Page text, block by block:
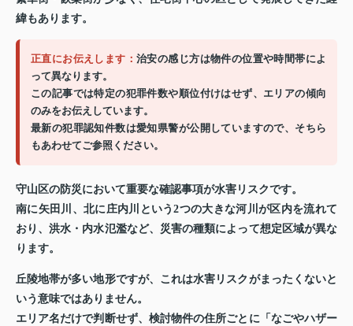
緯もあります。
正直にお伝えします：治安の感じ方は物件の位置や時間帯によ
って異なります。
この記事では特定の犯罪件数や順位付けはせず、エリアの傾向
のみをお伝えしています。
最新の犯罪認知件数は愛知県警が公開していますので、そちら
もあわせてご参照ください。
守山区の防災において重要な確認事項が水害リスクです。
南に矢田川、北に庄内川という2つの大きな河川が区内を流れて
おり、洪水・内水氾濫など、災害の種類によって想定区域が異な
ります。
丘陵地帯が多い地形ですが、これは水害リスクがまったくないと
いう意味ではありません。
エリア名だけで判断せず、検討物件の住所ごとに「なごやハザー